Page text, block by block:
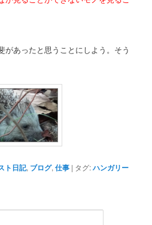
があったと思うことにしよう。そう
ト日記, ブログ,仕事 | タグ:ハンガリー